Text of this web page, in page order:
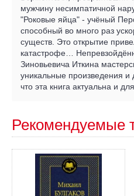
мужчину несимпатичной
"Роковые яйца" - учёный
способный во много раз
существ. Это открытие
катастрофе…
Зиновьевича Иткина
уникальные произведения и
что эта книга актуальна и
Рекомендуемые